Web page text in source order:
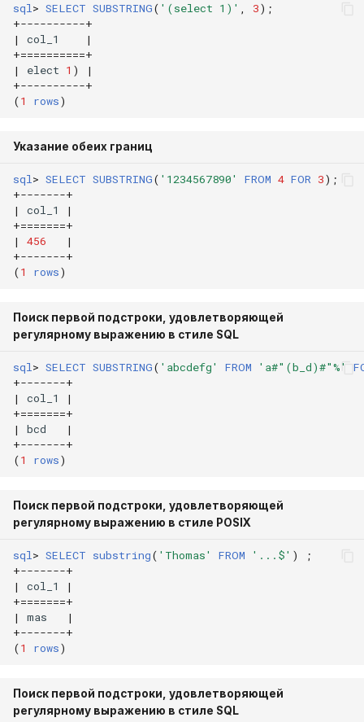
sql> SELECT SUBSTRING( '(select 1)' , 3);
+----------+
|
col_1
|
+==========+
|
elect 1 )
|
+----------+
(1 rows)
Указание обеих границ
sql> SELECT SUBSTRING( '1234567890' FROM 4 FOR 3);
+-------+
|
col_1
|
+=======+
|
456
|
+-------+
(1 rows)
Поиск первой подстроки, удовлетворяющей
регулярному выражению в стиле SQL
sql> SELECT SUBSTRING( 'abcdefg' FROM 'a#"(b_d)#"%'
+-------+
|
col_1
|
+=======+
|
bcd
|
+-------+
(1 rows)
Поиск первой подстроки, удовлетворяющей
регулярному выражению в стиле POSIX
sql> SELECT substring( 'Thomas' FROM '...$' )
;
+-------+
|
col_1
|
+=======+
|
mas
|
+-------+
(1 rows)
Поиск первой подстроки, удовлетворяющей
регулярному выражению в стиле SQL